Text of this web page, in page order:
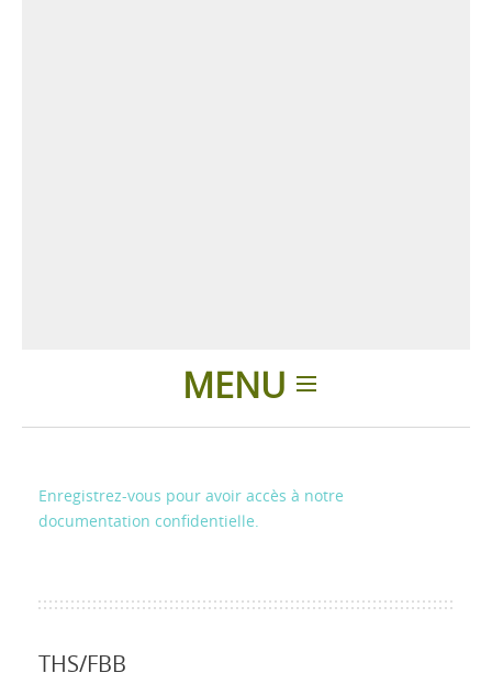
MENU
Applications
Présentation
Enregistrez-vous pour avoir accès à notre
documentation confidentielle.
THS/FBB